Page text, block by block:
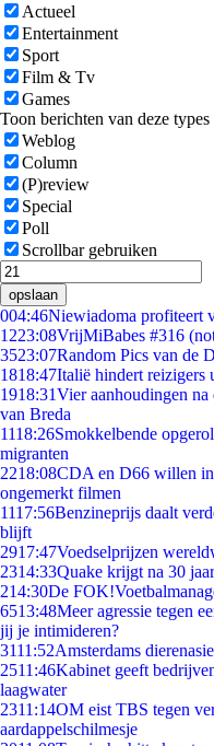
Actueel
Entertainment
Sport
Film & Tv
Games
Toon berichten van deze types
Weblog
Column
(P)review
Special
Poll
Scrollbar gebruiken
opslaan
004:46Niewiadoma profiteert
1223:08VrijMiBabes #316
3523:07Random Pics van de
1818:47Italië hindert reizigers
1918:31Vier aanhoudingen na
van Breda
1118:26Smokkelbende
migranten
2218:08CDA en D66 willen
ongemerkt filmen
1117:56Benzineprijs daalt
blijft
2917:47Voedselprijzen
2314:33Quake krijgt na 30
214:30De
6513:48Meer agressie tegen
jij je intimideren?
3111:52Amsterdams
2511:46Kabinet geeft
laagwater
2311:14OM eist TBS tegen
aardappelschilmesje